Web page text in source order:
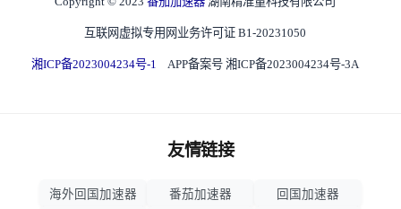
互联网虚拟专用网业务许可证 B1-20231050
湘ICP备2023004234号-1 APP备案号 湘ICP备2023004234号-3A
友情链接
海外回国加速器 番茄加速器
回国加速器